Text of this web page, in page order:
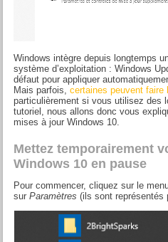
Windows intègre depuis longtemps
système d’exploitation : Windows
défaut pour appliquer
Mais parfois,certaines peuvent faire
particulièrement si vous utilisez des
tutoriel, nous allons donc vous
mises à jour Windows 10.
Mettez temporairement
Windows 10 en pause
Pour commencer, cliquez sur le
surParamètres (ils sont représentés